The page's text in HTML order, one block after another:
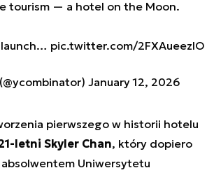
tourism — a hotel on the Moon.
pic.twitter.com/2FXAueezlO
January 12, 2026
pierwszego w historii hotelu
letni Skyler Chan, który dopiero
Uniwersytetu